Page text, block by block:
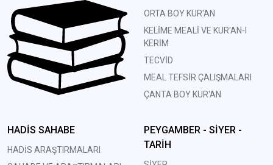
ORTA BOY KUR'AN
KELİME MEALİ VE KUR'AN-I
KERİM
TECVİD
MEAL TEFSİR ÇALIŞMALARI
ÇANTA BOY KUR'AN
HADİS SAHABE
HADİS ARAŞTIRMALARI
PEYGAMBER - SİYER -
TARİH